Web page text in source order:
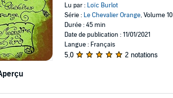
Lu par : Loïc Burlot
Série : Le Chevalier Orange, Volume 10
Durée : 45 min
Date de publication : 11/01/2021
Langue : Français
5,0 2 notations